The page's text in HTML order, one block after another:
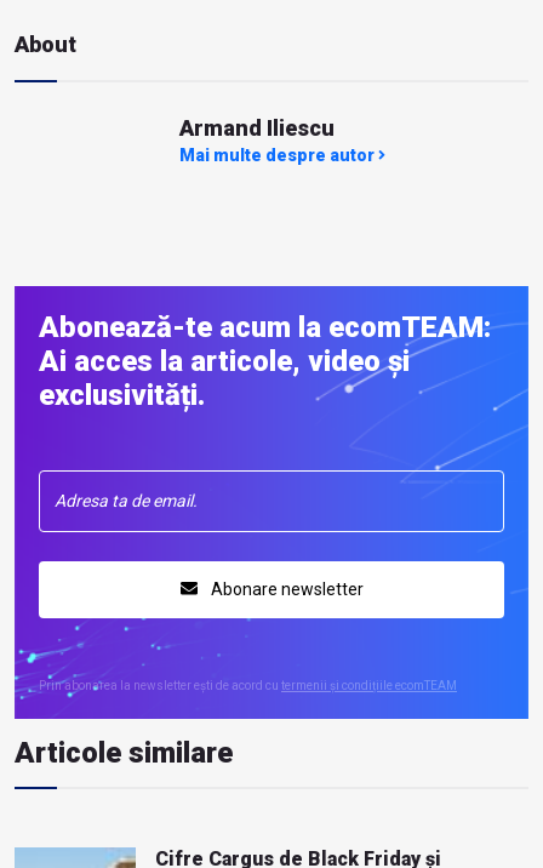
About
Armand Iliescu
Mai multe despre autor
Abonează-te acum la ecomTEAM:
Ai acces la articole, video și
exclusivități.
Abonare newsletter
Prin abonarea la newsletter ești de acord cu termenii și condițiile ecomTEAM
Articole similare
Cifre Cargus de Black Friday și